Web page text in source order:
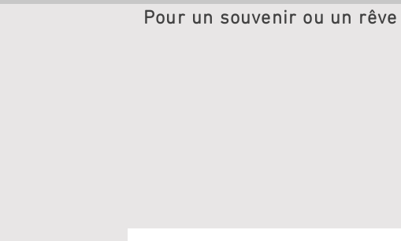
Pour un souvenir ou un rêve